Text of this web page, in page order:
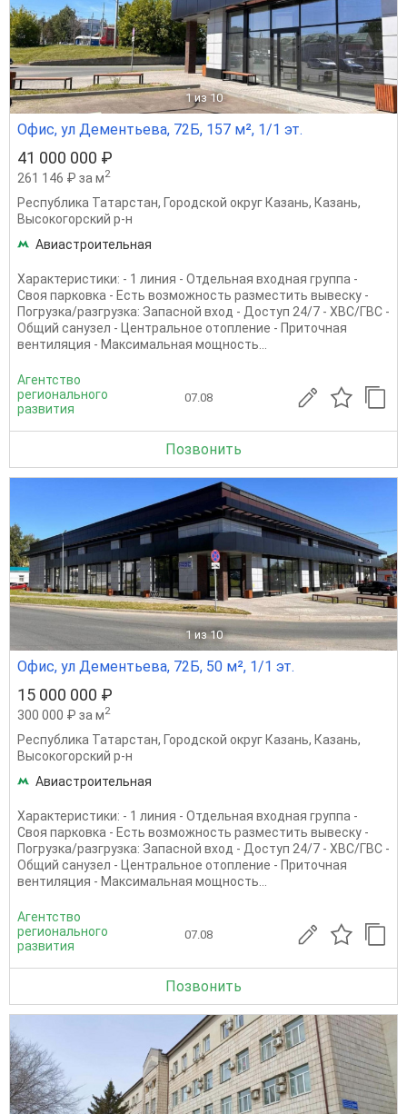
1 из 10
Офис, ул Дементьева, 72Б, 157 м², 1/1 эт.
41 000 000 ₽
261 146 ₽ за м2
Республика Татарстан, Городской округ Казань, Казань,
Высокогорский р-н
Авиастроительная
Характеристики: - 1 линия - Отдельная входная группа -
Своя парковка - Есть возможность разместить вывеску -
Погрузка/разгрузка: Запасной вход - Доступ 24/7 - ХВС/ГВС -
Общий санузел - Центральное отопление - Приточная
вентиляция - Максимальная мощность...
Агентство
регионального
развития
07.08
Позвонить
1 из 10
Офис, ул Дементьева, 72Б, 50 м², 1/1 эт.
15 000 000 ₽
300 000 ₽ за м2
Республика Татарстан, Городской округ Казань, Казань,
Высокогорский р-н
Авиастроительная
Характеристики: - 1 линия - Отдельная входная группа -
Своя парковка - Есть возможность разместить вывеску -
Погрузка/разгрузка: Запасной вход - Доступ 24/7 - ХВС/ГВС -
Общий санузел - Центральное отопление - Приточная
вентиляция - Максимальная мощность...
Агентство
регионального
развития
07.08
Позвонить